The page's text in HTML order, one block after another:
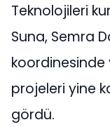
Teknolojileri
Suna, Semra
koordinesinde
projeleri yine
gördü.